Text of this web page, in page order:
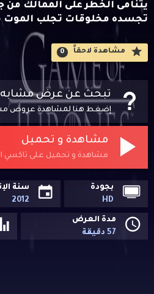
يتنامى الخطر على الممالك
تجسده مخلوقات تجلب الموت
مشاهدة لاحقاََ 0
تبحث عن عرض مشابه
إضغط هنا لمشاهدة عروض
مشاهدة و تحميل
مشاهدة و تحميل على تاكسي
بجودة
HD
سنة
2012
مدة العرض
57 دقيقة